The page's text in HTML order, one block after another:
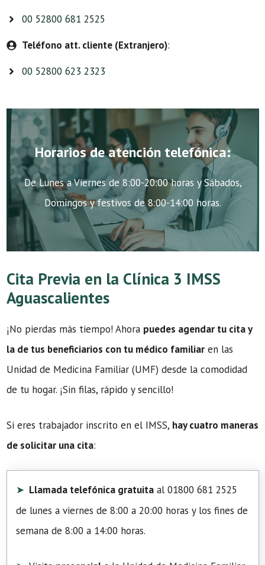
00 52800 681 2525
Teléfono att. cliente (Extranjero):
00 52800 623 2323
Horarios de atención telefónica:
De Lunes a Viernes de 8:00-20:00 horas y Sábados,
Domingos y festivos de 8:00-14:00 horas.
Cita Previa en la Clínica 3 IMSS
Aguascalientes
¡No pierdas más tiempo! Ahora puedes agendar tu cita y
la de tus beneficiarios con tu médico familiar en las
Unidad de Medicina Familiar (UMF) desde la comodidad
de tu hogar. ¡Sin filas, rápido y sencillo!
Si eres trabajador inscrito en el IMSS, hay cuatro maneras
de solicitar una cita:
Llamada telefónica gratuita al 01800 681 2525
de lunes a viernes de 8:00 a 20:00 horas y los fines de
semana de 8:00 a 14:00 horas.